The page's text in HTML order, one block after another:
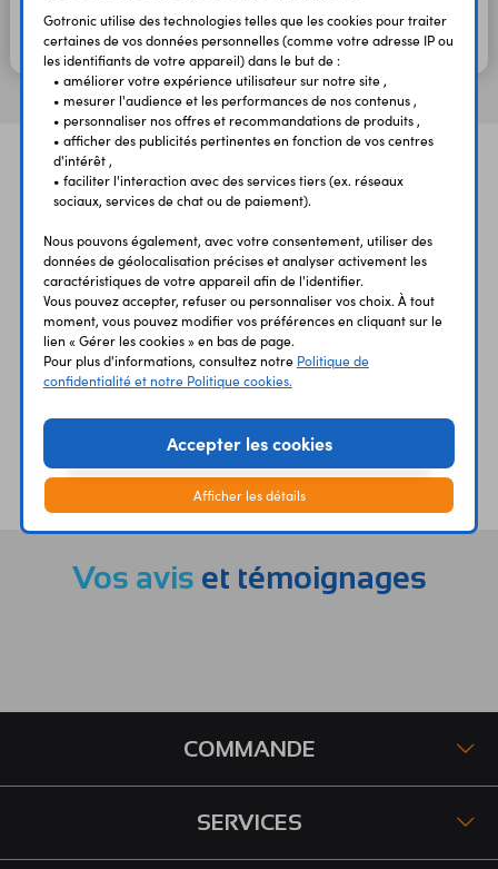
En stock 0,42 €HT 0,50 €TTC
UNE QUESTION?
UN CONSEIL?
PAIEMENT
SÉCURISÉ
LIVRAISON
RAPIDE
ÉTABLISSEMENTS
SCOLAIRES
PLUS 30 ANS
D’EXPERIENCE
Vos avis et témoignages
COMMANDE
SERVICES
Gotronic utilise des technologies telles que les cookies pour traiter
certaines de vos données personnelles (comme votre adresse IP ou
les identifiants de votre appareil) dans le but de :
• améliorer votre expérience utilisateur sur notre site ,
• mesurer l'audience et les performances de nos contenus ,
• personnaliser nos offres et recommandations de produits ,
• afficher des publicités pertinentes en fonction de vos centres
d'intérêt ,
• faciliter l'interaction avec des services tiers (ex. réseaux
sociaux, services de chat ou de paiement).
Nous pouvons également, avec votre consentement, utiliser des
données de géolocalisation précises et analyser activement les
caractéristiques de votre appareil afin de l'identifier.
Vous pouvez accepter, refuser ou personnaliser vos choix. À tout
moment, vous pouvez modifier vos préférences en cliquant sur le
lien « Gérer les cookies » en bas de page.
Pour plus d'informations, consultez notre Politique de
confidentialité et notre Politique cookies.
Accepter les cookies
Afficher les détails